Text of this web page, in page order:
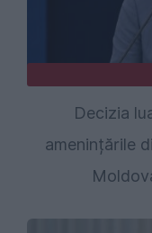
Decizia
amenințările